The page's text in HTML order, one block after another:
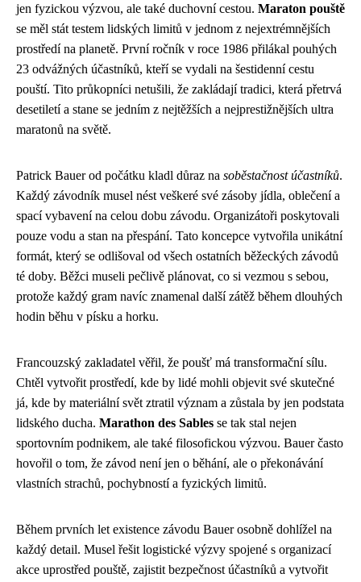
jen fyzickou výzvou, ale také duchovní cestou. Maraton pouště
se měl stát testem lidských limitů v jednom z nejextrémnějších
prostředí na planetě. První ročník v roce 1986 přilákal pouhých
23 odvážných účastníků, kteří se vydali na šestidenní cestu
pouští. Tito průkopníci netušili, že zakládají tradici, která přetrvá
desetiletí a stane se jedním z nejtěžších a nejprestižnějších ultra
maratonů na světě.
Patrick Bauer od počátku kladl důraz na soběstačnost účastníků.
Každý závodník musel nést veškeré své zásoby jídla, oblečení a
spací vybavení na celou dobu závodu. Organizátoři poskytovali
pouze vodu a stan na přespání. Tato koncepce vytvořila unikátní
formát, který se odlišoval od všech ostatních běžeckých závodů
té doby. Běžci museli pečlivě plánovat, co si vezmou s sebou,
protože každý gram navíc znamenal další zátěž během dlouhých
hodin běhu v písku a horku.
Francouzský zakladatel věřil, že poušť má transformační sílu.
Chtěl vytvořit prostředí, kde by lidé mohli objevit své skutečné
já, kde by materiální svět ztratil význam a zůstala by jen podstata
lidského ducha. Marathon des Sables se tak stal nejen
sportovním podnikem, ale také filosofickou výzvou. Bauer často
hovořil o tom, že závod není jen o běhání, ale o překonávání
vlastních strachů, pochybností a fyzických limitů.
Během prvních let existence závodu Bauer osobně dohlížel na
každý detail. Musel řešit logistické výzvy spojené s organizací
akce uprostřed pouště, zajistit bezpečnost účastníků a vytvořit